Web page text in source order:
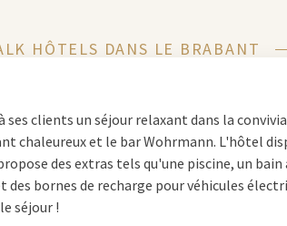
Duc , où vous pouvez pleinement profiter
animées. Êtes-vous un amoureux de la
ou du Parc national De Biesbosch. Plutôt
long des rivières comptent parmi les
Pensez à une journée à l'Efteling ou au
n'a pas à s'ennuyer une seconde.
HÔTELS DANS LE BRABANT
ses clients un séjour relaxant dans la
chaleureux et le bar Wohrmann. L'hôtel
des extras tels qu'une piscine, un bain
des bornes de recharge pour véhicules
séjour !